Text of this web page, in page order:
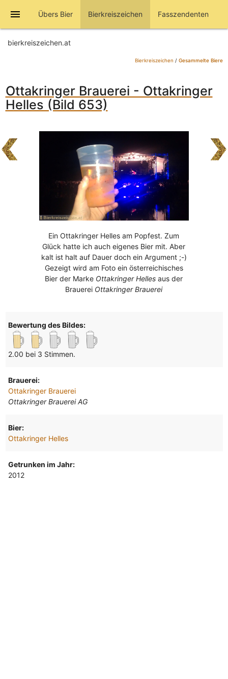
menu Übers Bier Bierkreiszeichen Fasszendenten
bierkreiszeichen.at
Bierkreiszeichen / Gesammelte Biere
Ottakringer Brauerei - Ottakringer
Helles (Bild 653)
Ein Ottakringer Helles am Popfest. Zum
Glück hatte ich auch eigenes Bier mit. Aber
kalt ist halt auf Dauer doch ein Argument ;-)
Gezeigt wird am Foto ein österreichisches
Bier der Marke Ottakringer Helles aus der
Brauerei Ottakringer Brauerei
Bewertung des Bildes:
2.00 bei 3 Stimmen.
Brauerei:
Ottakringer Brauerei
Ottakringer Brauerei AG
Bier:
Ottakringer Helles
Getrunken im Jahr:
2012